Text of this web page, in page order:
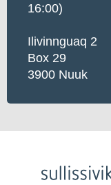
16:00)
Ilivinnguaq 2
Box 29
3900 Nuuk